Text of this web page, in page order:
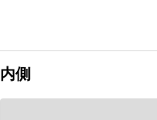
内側